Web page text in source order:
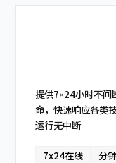
提供7×24小时不间
命，快速响应各类
运行无中断
7x24在线 分